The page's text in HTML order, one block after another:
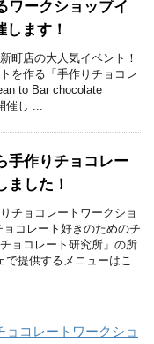
ワークショップイ
ます！
町店の大人気イベント！
を作る「手作りチョコレ
to Bar chocolate
し ...
手作りチョコレー
ました！
チョコレートワークショ
コレート好きのためのチ
ョコレート研究所」の所
提供するメニューはこ
コレートワークショ